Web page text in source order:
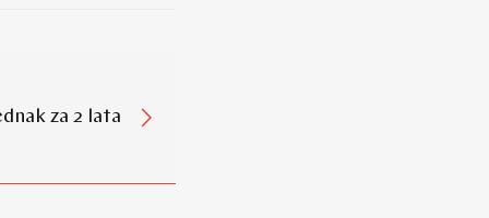
za 2 lata